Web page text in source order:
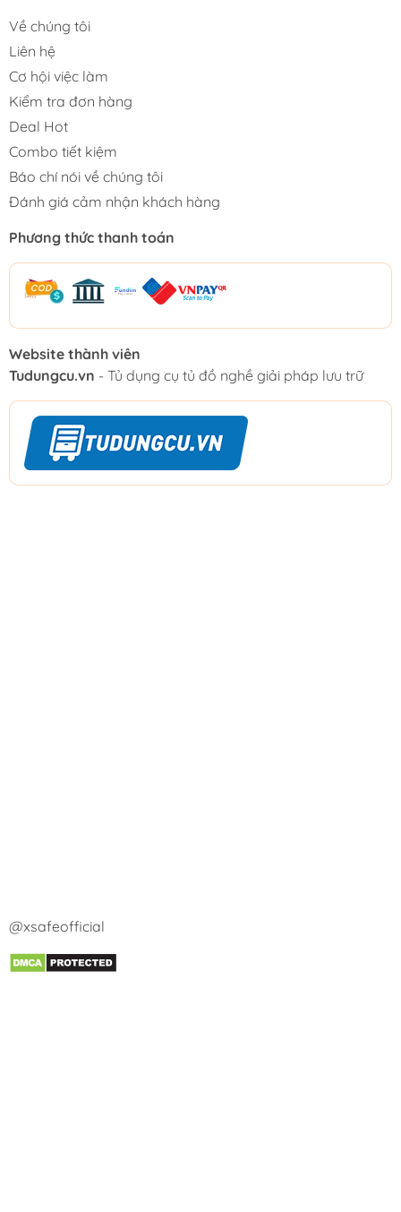
Về chúng tôi
Liên hệ
Cơ hội việc làm
Kiểm tra đơn hàng
Deal Hot
Combo tiết kiệm
Báo chí nói về chúng tôi
Đánh giá cảm nhận khách hàng
Phương thức thanh toán
Website thành viên
Tudungcu.vn - Tủ dụng cụ tủ đồ nghề giải pháp lưu trữ
@xsafeofficial